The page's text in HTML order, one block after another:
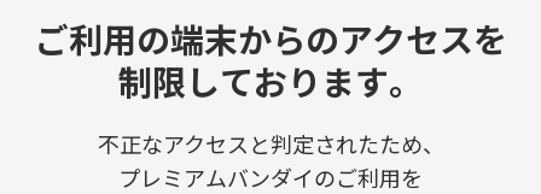
ご利用の端末からのアクセスを
制限しております。
不正なアクセスと判定されたため、
プレミアムバンダイのご利用を